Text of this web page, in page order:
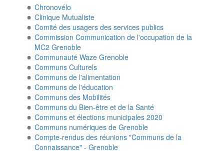
Chronovélo
Clinique Mutualiste
Comité des usagers des services publics
Commission Communication de l'occupation de la
MC2 Grenoble
Communauté Waze Grenoble
Communs Culturels
Communs de l'alimentation
Communs de l'éducation
Communs des Mobilités
Communs du Bien-être et de la Santé
Communs et élections municipales 2020
Communs numériques de Grenoble
Compte-rendus des réunions "Communs de la
Connaissance" - Grenoble